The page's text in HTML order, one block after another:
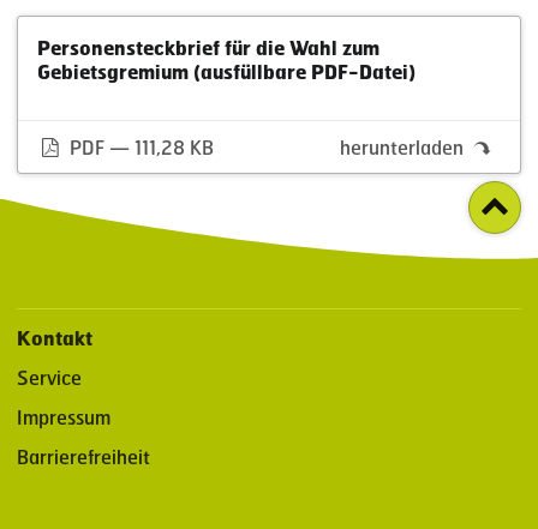
Personensteckbrief für die Wahl zum
Gebietsgremium (ausfüllbare PDF-Datei)
PDF — 111,28 KB herunterladen
Kontakt
Service
Impressum
Barrierefreiheit